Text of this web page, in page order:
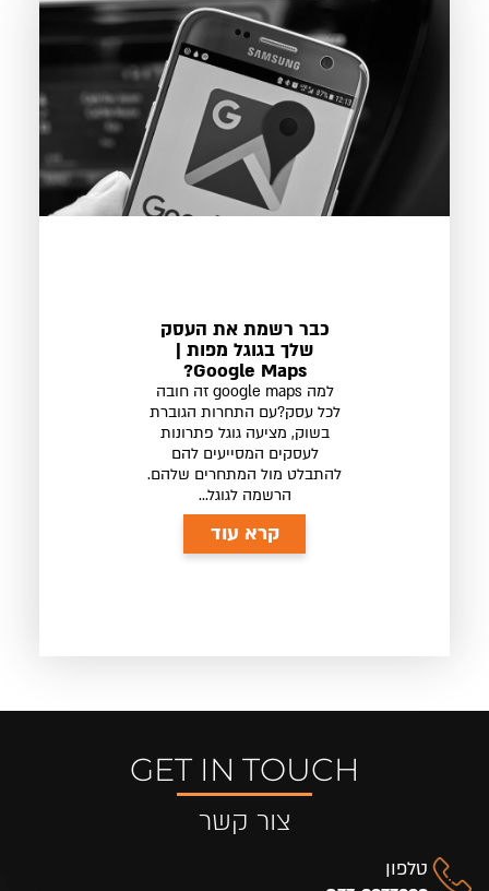
כבר רשמת את העסק
שלך בגוגל מפות |
Google Maps?
למה google maps זה חובה
לכל עסק?עם התחרות הגוברת
בשוק, מציעה גוגל פתרונות
לעסקים המסייעים להם
להתבלט מול המתחרים שלהם.
הרשמה לגוגל...
קרא עוד
GET IN TOUCH
צור קשר
טלפון